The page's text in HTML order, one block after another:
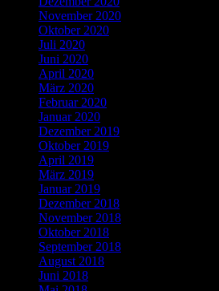
November 2020
Oktober 2020
Juli 2020
Juni 2020
April 2020
März 2020
Februar 2020
Januar 2020
Dezember 2019
Oktober 2019
April 2019
März 2019
Januar 2019
Dezember 2018
November 2018
Oktober 2018
September 2018
August 2018
Juni 2018